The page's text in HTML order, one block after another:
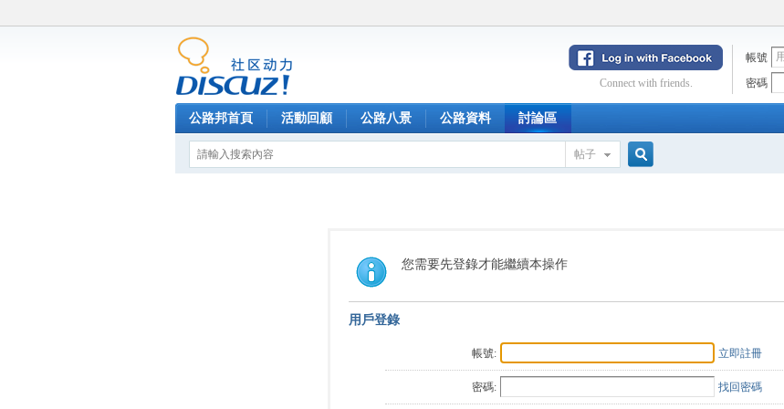
帳號
密碼
Connect with friends.
公路邦首頁 活動回顧 公路八景 公路資料 討論區
帖子
您需要先登錄才能繼續本操作
用戶登錄
帳號: 立即註冊
密碼: 找回密碼